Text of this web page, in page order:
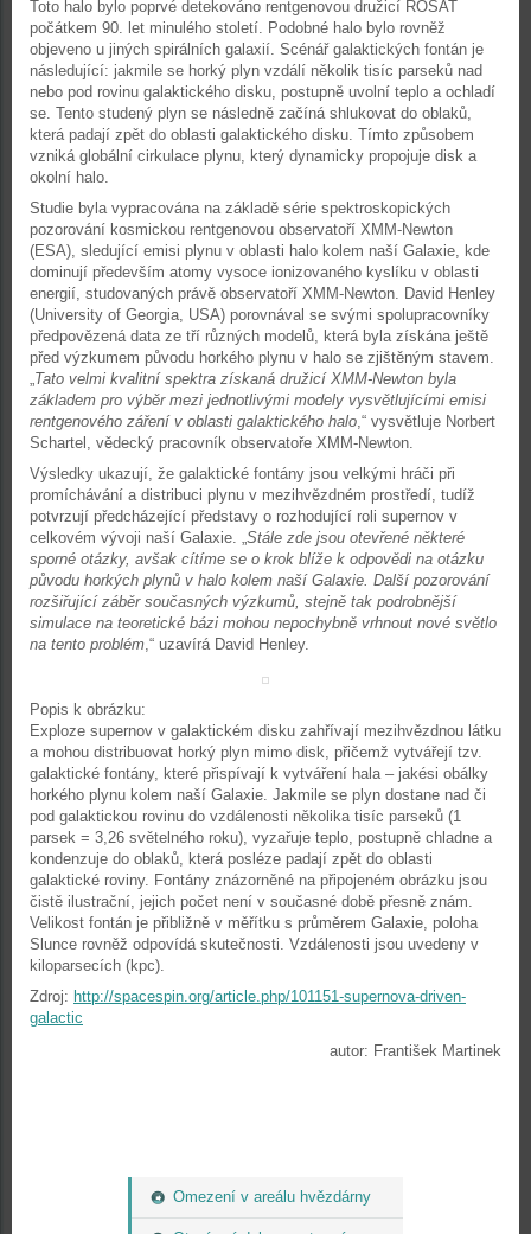
Omezení v areálu hvězdárny
Toto halo bylo poprvé detekováno rentgenovou družicí ROSAT
počátkem 90. let minulého století. Podobné halo bylo rovněž
objeveno u jiných spirálních galaxií. Scénář galaktických fontán je
následující: jakmile se horký plyn vzdálí několik tisíc parseků nad
nebo pod rovinu galaktického disku, postupně uvolní teplo a ochladí
se. Tento studený plyn se následně začíná shlukovat do oblaků,
která padají zpět do oblasti galaktického disku. Tímto způsobem
vzniká globální cirkulace plynu, který dynamicky propojuje disk a
okolní halo.
Studie byla vypracována na základě série spektroskopických
pozorování kosmickou rentgenovou observatoří XMM-Newton
(ESA), sledující emisi plynu v oblasti halo kolem naší Galaxie, kde
dominují především atomy vysoce ionizovaného kyslíku v oblasti
energií, studovaných právě observatoří XMM-Newton. David Henley
(University of Georgia, USA) porovnával se svými spolupracovníky
předpovězená data ze tří různých modelů, která byla získána ještě
před výzkumem původu horkého plynu v halo se zjištěným stavem.
„Tato velmi kvalitní spektra získaná družicí XMM-Newton byla
základem pro výběr mezi jednotlivými modely vysvětlujícími emisi
rentgenového záření v oblasti galaktického halo,“ vysvětluje Norbert
Schartel, vědecký pracovník observatoře XMM-Newton.
Výsledky ukazují, že galaktické fontány jsou velkými hráči při
promíchávání a distribuci plynu v mezihvězdném prostředí, tudíž
potvrzují předcházející představy o rozhodující roli supernov v
celkovém vývoji naší Galaxie. „Stále zde jsou otevřené některé
sporné otázky, avšak cítíme se o krok blíže k odpovědi na otázku
původu horkých plynů v halo kolem naší Galaxie. Další pozorování
rozšiřující záběr současných výzkumů, stejně tak podrobnější
simulace na teoretické bázi mohou nepochybně vrhnout nové světlo
na tento problém,“ uzavírá David Henley.
Popis k obrázku:
Exploze supernov v galaktickém disku zahřívají mezihvězdnou látku
a mohou distribuovat horký plyn mimo disk, přičemž vytvářejí tzv.
galaktické fontány, které přispívají k vytváření hala – jakési obálky
horkého plynu kolem naší Galaxie. Jakmile se plyn dostane nad či
pod galaktickou rovinu do vzdálenosti několika tisíc parseků (1
parsek = 3,26 světelného roku), vyzařuje teplo, postupně chladne a
kondenzuje do oblaků, která posléze padají zpět do oblasti
galaktické roviny. Fontány znázorněné na připojeném obrázku jsou
čistě ilustrační, jejich počet není v současné době přesně znám.
Velikost fontán je přibližně v měřítku s průměrem Galaxie, poloha
Slunce rovněž odpovídá skutečnosti. Vzdálenosti jsou uvedeny v
kiloparsecích (kpc).
Zdroj: http://spacespin.org/article.php/101151-supernova-driven-
galactic
autor: František Martinek